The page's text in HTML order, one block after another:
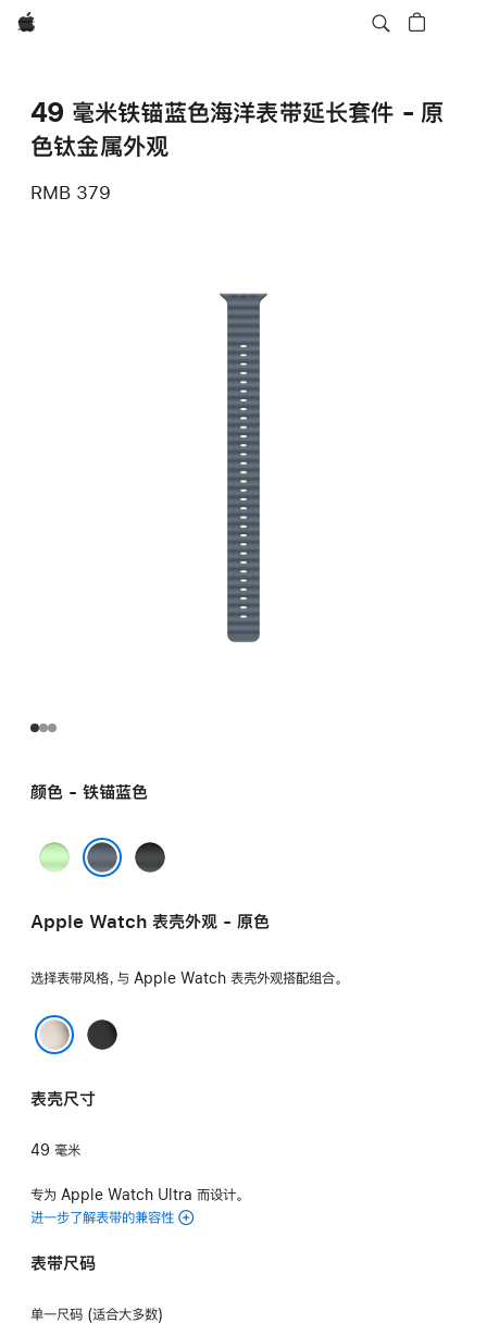
Apple
49 毫米铁锚蓝色海洋表带延长套件 - 原
色钛金属外观
RMB 379
颜色 - 铁锚蓝色
霓
色
黑
Apple Watch 表壳外观 - 原色
选择表带风格，与 Apple Watch 表壳外观搭配组合。
黑
表壳尺寸
49 毫米
专为 Apple Watch Ultra 而设计。
进一步了解表带的兼容性
表带尺码
单一尺码 (适合大多数)